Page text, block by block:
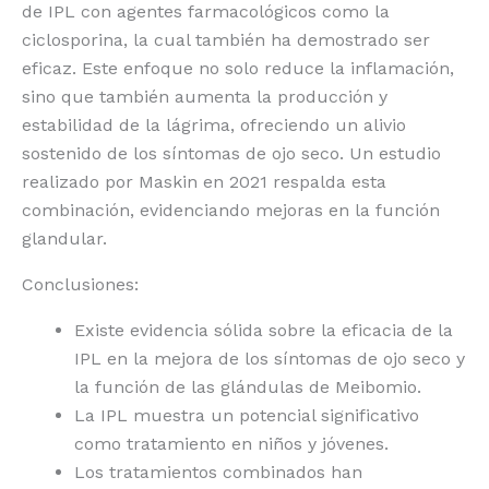
de IPL con agentes farmacológicos como la
ciclosporina, la cual también ha demostrado ser
eficaz. Este enfoque no solo reduce la inflamación,
sino que también aumenta la producción y
estabilidad de la lágrima, ofreciendo un alivio
sostenido de los síntomas de ojo seco. Un estudio
realizado por Maskin en 2021 respalda esta
combinación, evidenciando mejoras en la función
glandular.
Conclusiones:
Existe evidencia sólida sobre la eficacia de la
IPL en la mejora de los síntomas de ojo seco y
la función de las glándulas de Meibomio.
La IPL muestra un potencial significativo
como tratamiento en niños y jóvenes.
Los tratamientos combinados han